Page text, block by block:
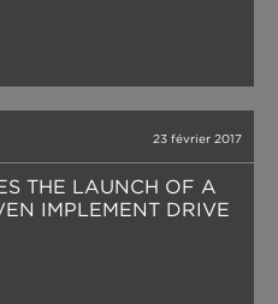
23 février 2017
THE LAUNCH OF A
IMPLEMENT DRIVE